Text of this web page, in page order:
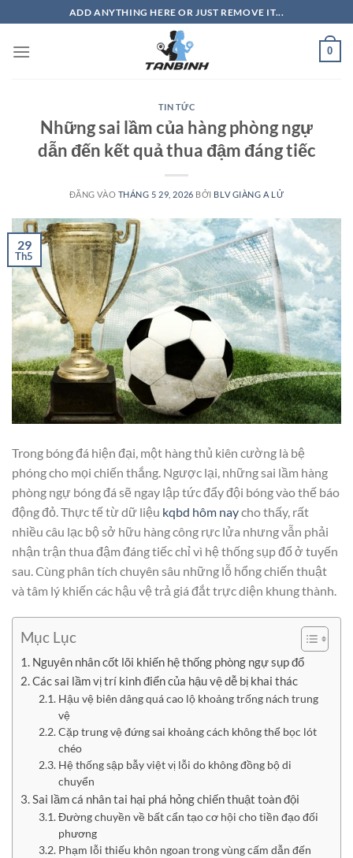
qua
nội
ADD ANYTHING HERE OR JUST REMOVE IT...
0
TIN TỨC
Những sai lầm của hàng phòng ngự
dẫn đến kết quả thua đậm đáng tiếc
ĐĂNG VÀO THÁNG 5 29, 2026 BỞI BLV GIÀNG A LỬ
29
Th5
Trong bóng đá hiện đại, một hàng thủ kiên cường là bệ
phóng cho mọi chiến thắng. Ngược lại, những sai lầm hàng
phòng ngự bóng đá sẽ ngay lập tức đẩy đội bóng vào thế báo
động đỏ. Thực tế từ dữ liệu kqbd hôm naycho thấy, rất
nhiều câu lạc bộ sở hữu hàng công rực lửa nhưng vẫn phải
nhận trận thua đậm đáng tiếc chỉ vì hệ thống sụp đổ ở tuyến
sau. Cùng phân tích chuyên sâu những lỗ hổng chiến thuật
và tâm lý khiến các hậu vệ trả giá đắt trực diện khung thành.
Mục Lục
Nguyên nhân cốt lõi khiến hệ thống phòng ngự sụp đổ
Các sai lầm vị trí kinh điển của hậu vệ dễ bị khai thác
Hậu vệ biên dâng quá cao lộ khoảng trống nách trung
vệ
Cặp trung vệ đứng sai khoảng cách không thể bọc lót
chéo
Hệ thống sập bẫy việt vị lỗi do không đồng bộ di
chuyển
Sai lầm cá nhân tai hại phá hỏng chiến thuật toàn đội
Đường chuyền về bất cẩn tạo cơ hội cho tiền đạo đối
phương
Phạm lỗi thiếu khôn ngoan trong vùng cấm dẫn đến